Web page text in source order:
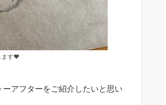
ます❤
アフターをご紹介したいと思い